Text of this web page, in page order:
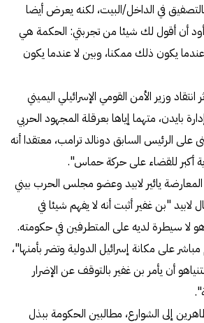
في الداخل/البيت، لكنه يعرض أيضا
أود أن أقول لك شيئا من تجربتي: الحكمة هي
يكون ذلك ممكنا، وبين لا عندما يكون
انتقاد وزير الأمن القومي الإسرائيلي اليميني
بايدن، متهما إياها بعرقلة المجهود الحربي
على الرئيس السابق دونالد ترامب، معتقدا أنه
أكبر للقضاء على حركة حماس".
يائير لابيد وعضو مجلس الحرب بيني
"بن غفير أثبت أنه لا يفهم شيئا في
لا سيطرة لديه على المتطرفين في حكومته.
على مكانة إسرائيل الدولية وتضر بأمنها"،
أن يأمر بن غفير بالتوقف عن الإضرار
إلى الشوارع، مطالبين الحكومة ببذل